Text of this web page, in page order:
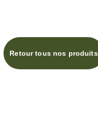
Retour tous nos produits